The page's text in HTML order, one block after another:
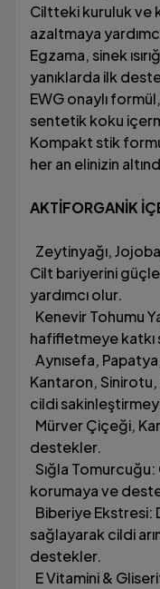
Ciltteki kuruluk ve
azaltmaya
Egzama, sinek
yanıklarda ilk
EWG onaylı
sentetik koku
Kompakt stik
her an elinizin
AKTİFORGANİK
Zeytinyağı,
Cilt bariyerini
yardımcı olur.
Kenevir Tohumu
hafifletmeye katkı
Aynısefa,
Kantaron, Sinirotu,
cildi
Mürver Çiçeği,
destekler.
Sığla Tomurcuğu:
korumaya ve
Biberiye Ekstresi:
sağlayarak cildi
destekler.
E Vitamini &